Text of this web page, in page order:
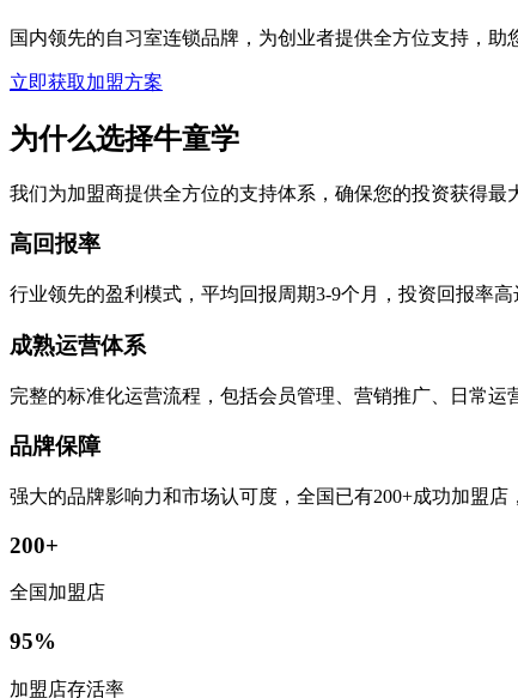
国内领先的自习室连锁品牌，为创业者提供全方位支持，助
立即获取加盟方案
为什么选择牛童学
我们为加盟商提供全方位的支持体系，确保您的投资获得最
高回报率
行业领先的盈利模式，平均回报周期3-9个月，投资回报率高
成熟运营体系
完整的标准化运营流程，包括会员管理、营销推广、日常运
品牌保障
强大的品牌影响力和市场认可度，全国已有200+成功加盟店
200+
全国加盟店
95%
加盟店存活率